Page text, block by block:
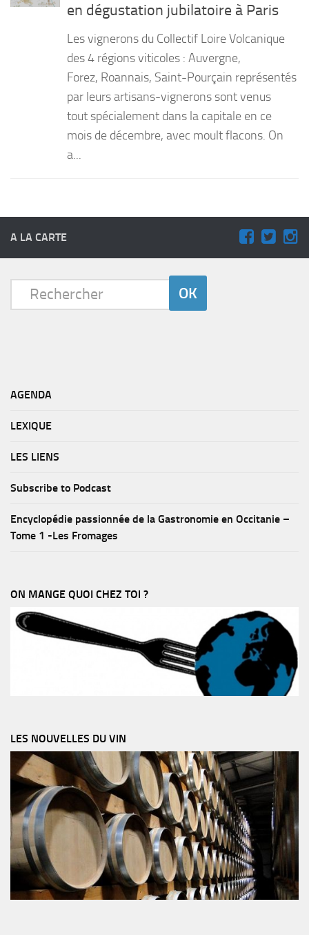
en dégustation jubilatoire à Paris
Les vignerons du Collectif Loire Volcanique
des 4 régions viticoles : Auvergne,
Forez, Roannais, Saint-Pourçain représentés
par leurs artisans-vignerons sont venus
tout spécialement dans la capitale en ce
mois de décembre, avec moult flacons. On
a...
A LA CARTE
AGENDA
LEXIQUE
LES LIENS
Subscribe to Podcast
Encyclopédie passionnée de la Gastronomie en Occitanie –
Tome 1 -Les Fromages
ON MANGE QUOI CHEZ TOI ?
LES NOUVELLES DU VIN